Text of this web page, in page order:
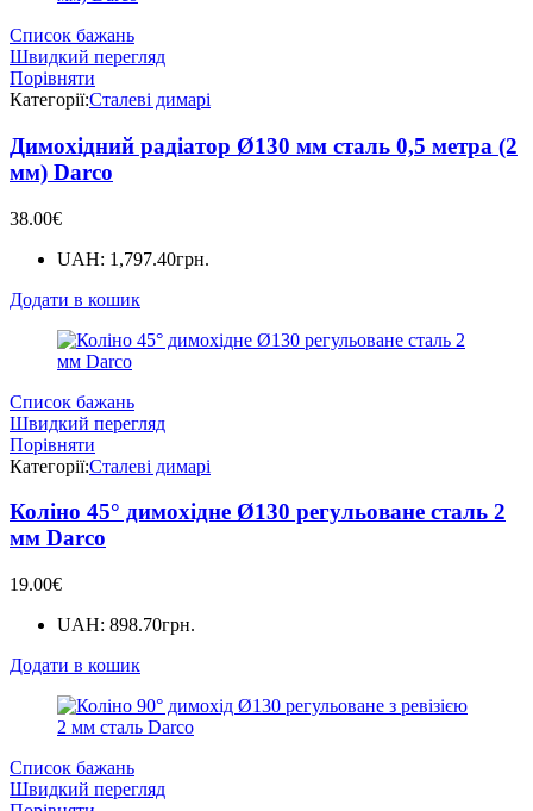
Список бажань
Швидкий перегляд
Порівняти
Категорії:Сталеві димарі
Димохідний радіатор Ø130 мм сталь 0,5 метра (2
мм) Darco
38.00€
UAH: 1,797.40грн.
Додати в кошик
Список бажань
Швидкий перегляд
Порівняти
Категорії:Сталеві димарі
Коліно 45° димохідне Ø130 регульоване сталь 2
мм Darco
19.00€
UAH: 898.70грн.
Додати в кошик
Список бажань
Швидкий перегляд